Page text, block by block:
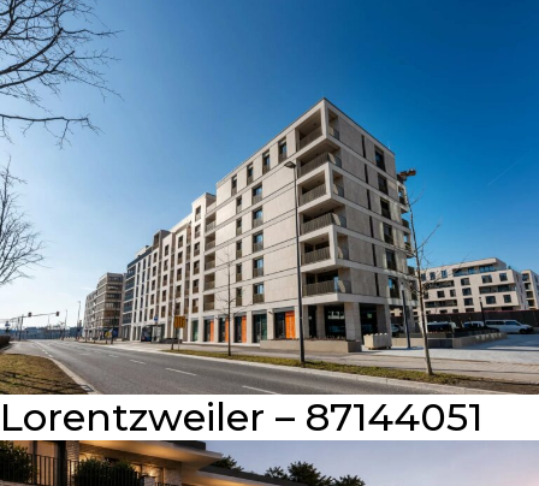
Lorentzweiler – 87144051